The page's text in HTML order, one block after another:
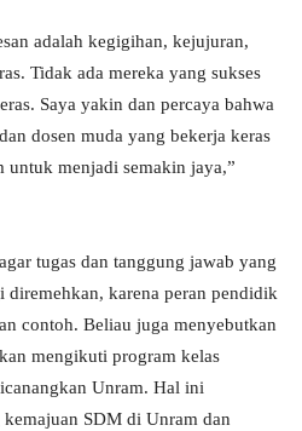
adalah kegigihan, kejujuran,
Tidak ada mereka yang sukses
Saya yakin dan percaya bahwa
dosen muda yang bekerja keras
untuk menjadi semakin jaya,”
tugas dan tanggung jawab yang
diremehkan, karena peran pendidik
contoh. Beliau juga menyebutkan
mengikuti program kelas
Unram. Hal ini
SDM di Unram dan